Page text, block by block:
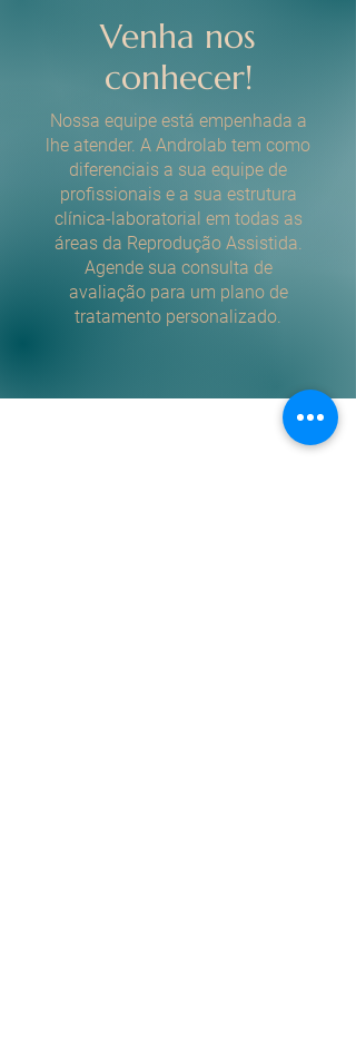
Venha nos
conhecer!
Nossa equipe está empenhada a
lhe atender. A Androlab tem como
diferenciais a sua equipe de
profissionais e a sua estrutura
clínica-laboratorial em todas as
áreas da Reprodução Assistida.
Agende sua consulta de
avaliação para um plano de
tratamento personalizado.